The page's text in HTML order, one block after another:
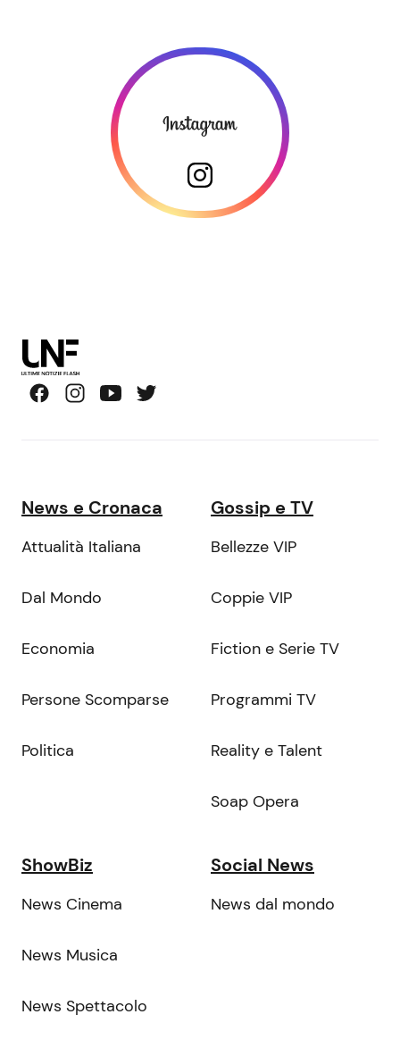
News e Cronaca
Attualità Italiana
Dal Mondo
Economia
Persone Scomparse
Politica
Gossip e TV
Bellezze VIP
Coppie VIP
Fiction e Serie TV
Programmi TV
Reality e Talent
Soap Opera
ShowBiz
News Cinema
News Musica
News Spettacolo
Social News
News dal mondo